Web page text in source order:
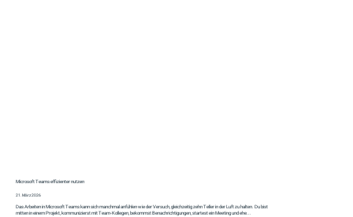
Microsoft Teams effizienter nutzen
21. März 2026
Das Arbeiten in Microsoft Teams kann sich manchmal anfühlen wie der Versuch, gleichzeitig zehn Teller in der Luft zu halten. Du bist
mitten in einem Projekt, kommunizierst mit Team-Kollegen, bekommst Benachrichtigungen, startest ein Meeting und ehe...